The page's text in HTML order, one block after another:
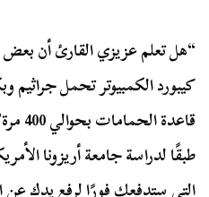
“هل تعلم عزيزي القارئ أن
كيبورد الكمبيوتر تحمل جراثيم
طبقًا لدراسة جامعة أريزونا
التي ستدفعك فورًا لرفع يدك عن